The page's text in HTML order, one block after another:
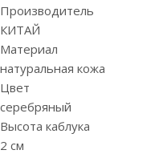
Производитель
КИТАЙ
Материал
натуральная кожа
Цвет
серебряный
Высота каблука
2 см